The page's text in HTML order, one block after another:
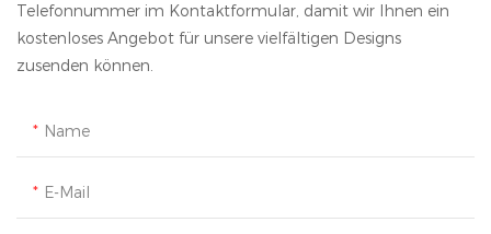
Telefonnummer im Kontaktformular, damit wir Ihnen ein
kostenloses Angebot für unsere vielfältigen Designs
zusenden können.
Name
E-Mail